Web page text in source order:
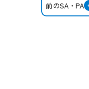
前のSA・PA